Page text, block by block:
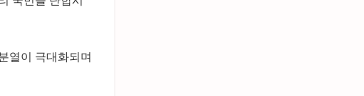
열이 극대화되며